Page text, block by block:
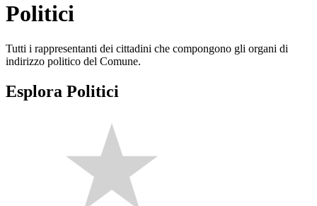
Politici
Tutti i rappresentanti dei cittadini che compongono gli organi di
indirizzo politico del Comune.
Esplora Politici